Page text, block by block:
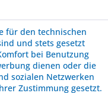
für den technischen
und stets gesetzt
bei Benutzung
dienen oder die
sozialen Netzwerken
Zustimmung gesetzt.